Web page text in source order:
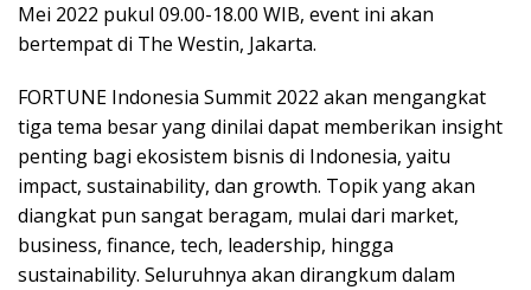
Mei 2022 pukul 09.00-18.00 WIB, event ini akan
bertempat di The Westin, Jakarta.
FORTUNE Indonesia Summit 2022 akan mengangkat
tiga tema besar yang dinilai dapat memberikan insight
penting bagi ekosistem bisnis di Indonesia, yaitu
impact, sustainability, dan growth. Topik yang akan
diangkat pun sangat beragam, mulai dari market,
business, finance, tech, leadership, hingga
sustainability. Seluruhnya akan dirangkum dalam